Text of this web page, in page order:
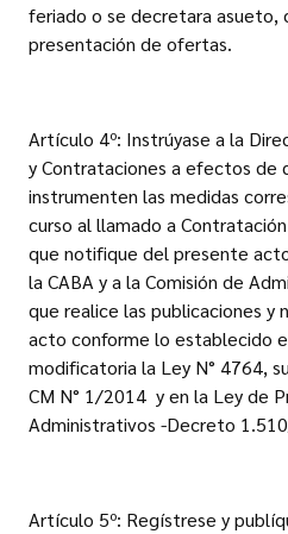
feriado o se decretara asueto,
presentación de ofertas.
Artículo 4º: Instrúyase a la
y Contrataciones a efectos de
instrumenten las medidas
curso al llamado a
que notifique del presente
la CABA y a la Comisión de
que realice las publicaciones y
acto conforme lo establecido
modificatoria la Ley N° 4764,
CM N° 1/2014 y en la Ley de
Administrativos -Decreto
Artículo 5º: Regístrese y